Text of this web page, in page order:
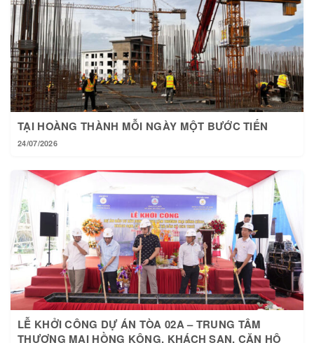
TẠI HOÀNG THÀNH MỖI NGÀY MỘT BƯỚC TIẾN
24/07/2026
LỄ KHỞI CÔNG DỰ ÁN TÒA 02A – TRUNG TÂM
THƯƠNG MẠI HỒNG KÔNG, KHÁCH SẠN, CĂN HỘ
ĐỂ BÁN VÀ CHO THUÊ